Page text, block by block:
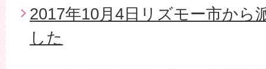
2017年10月4日リズモー市から
した